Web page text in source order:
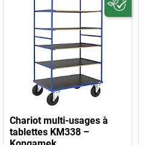
Chariot multi-usages à
tablettes KM338 –